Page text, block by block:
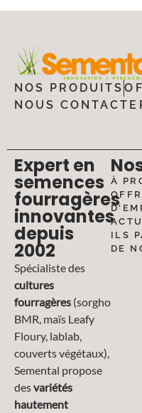
NOS PRODUITS
NOUS
Expert en
semences
fourragères
innovantes
depuis
2002
Spécialiste des
cultures
fourragères (sorgho
BMR, maïs Leafy
Floury, lablab,
couverts végétaux),
Semental propose
desvariétés
hautement
À
ILS
DE